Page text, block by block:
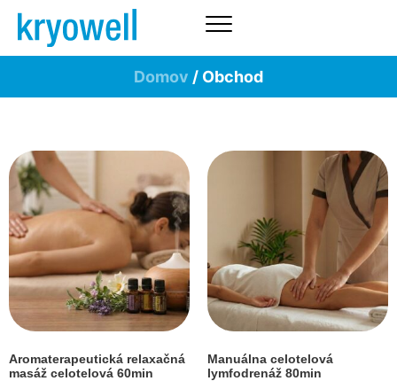
Domov / Obchod
Aromaterapeutická relaxačná
masáž celotelová 60min
Manuálna celotelová
lymfodrenáž 80min